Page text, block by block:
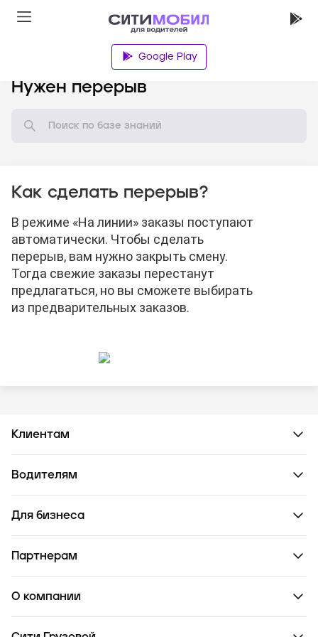
Google Play
Нужен перерыв
Как сделать перерыв?
В режиме «На линии» заказы поступают
автоматически. Чтобы сделать
перерыв, вам нужно закрыть смену.
Тогда свежие заказы перестанут
предлагаться, но вы сможете выбирать
из предварительных заказов.
Клиентам
Водителям
Для бизнеса
Партнерам
О компании